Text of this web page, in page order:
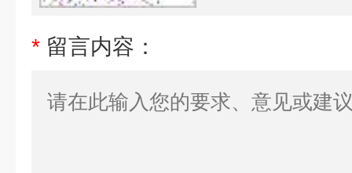
* 留言内容：